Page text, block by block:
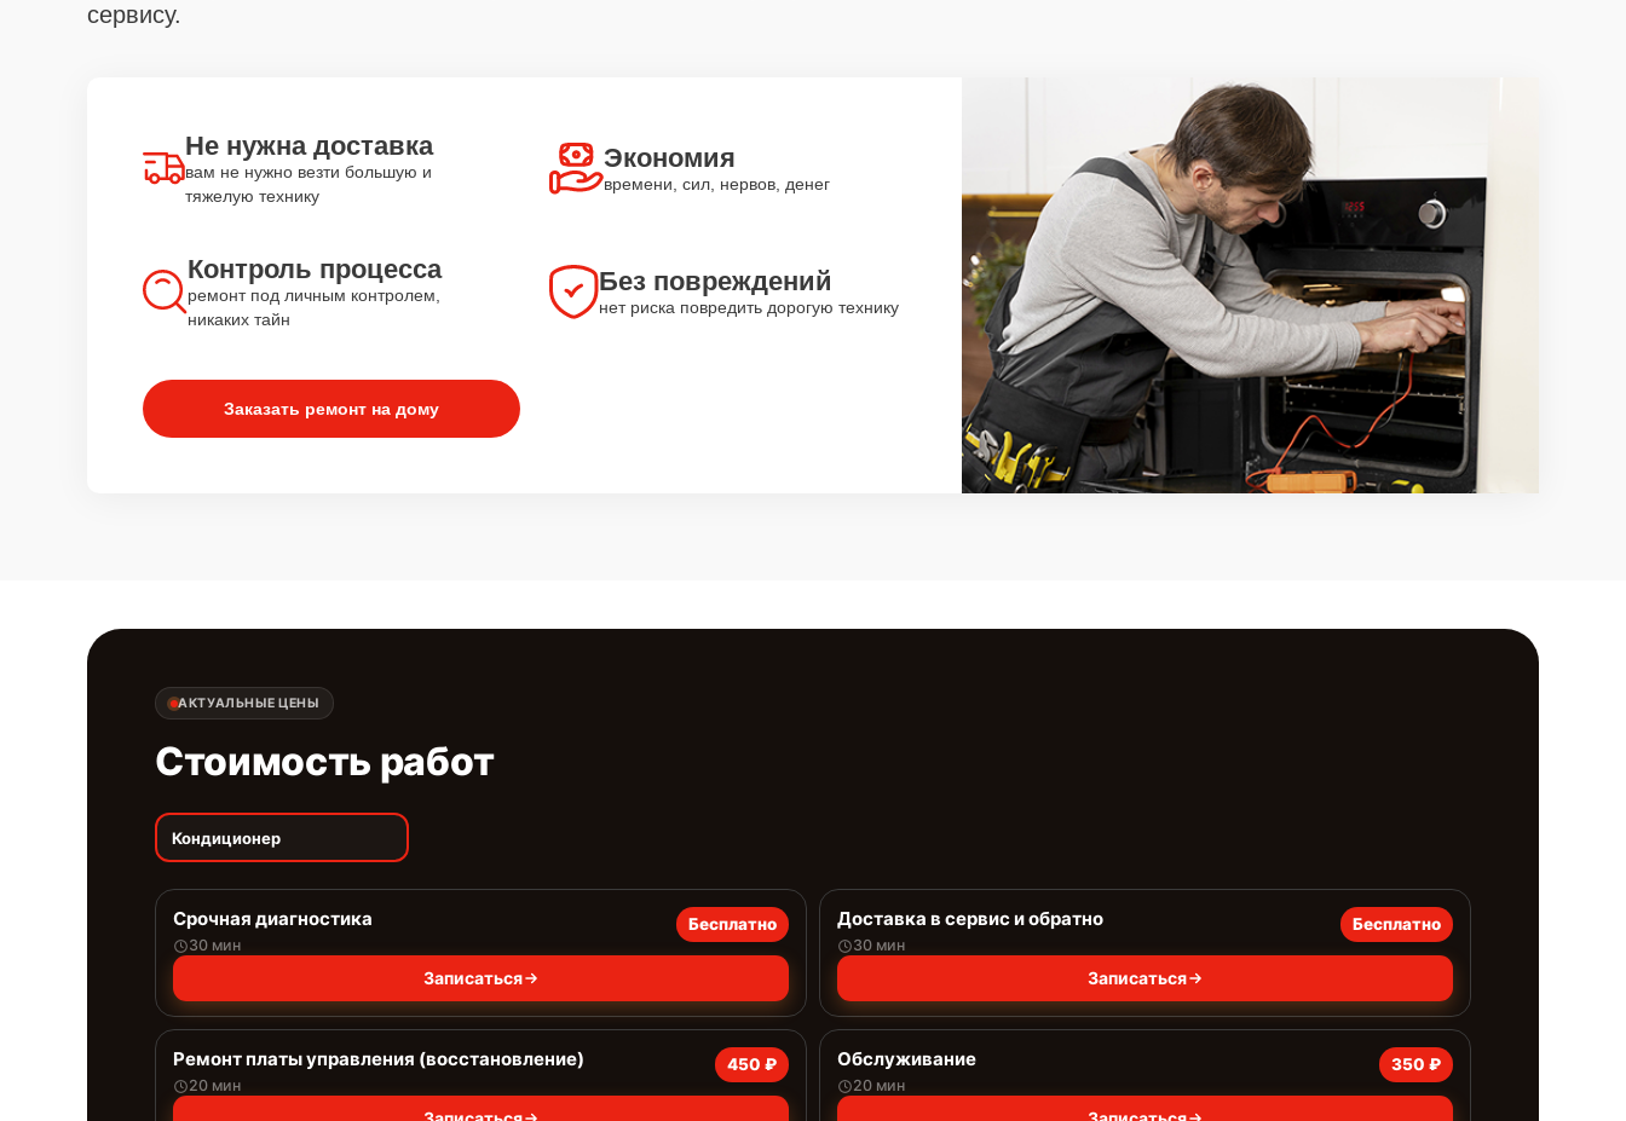
сервису.
Не нужна доставка
вам не нужно везти большую и
тяжелую технику
Экономия
времени, сил, нервов, денег
Контроль процесса
ремонт под личным контролем,
никаких тайн
Без повреждений
нет риска повредить дорогую технику
Заказать ремонт на дому
АКТУАЛЬНЫЕ ЦЕНЫ
Стоимость работ
Кондиционер
Срочная диагностика
30 мин
Бесплатно
Записаться
Доставка в сервис и обратно
30 мин
Бесплатно
Записаться
Ремонт платы управления (восстановление)
20 мин
450 ₽ Обслуживание
20 мин
350 ₽